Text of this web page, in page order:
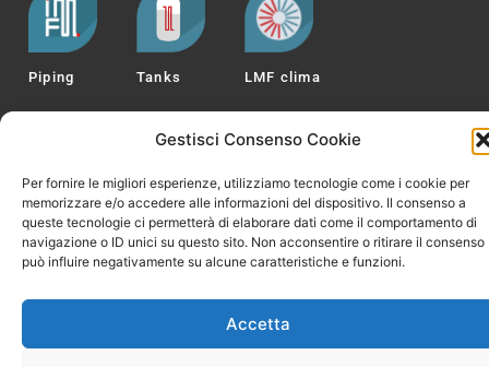
Gestisci Consenso Cookie
Per fornire le migliori esperienze, utilizziamo tecnologie come i cookie per
memorizzare e/o accedere alle informazioni del dispositivo. Il consenso a
queste tecnologie ci permetterà di elaborare dati come il comportamento di
navigazione o ID unici su questo sito. Non acconsentire o ritirare il consenso
può influire negativamente su alcune caratteristiche e funzioni.
Accetta
Piping Tanks LMF clima
Italiano English(Inglese)